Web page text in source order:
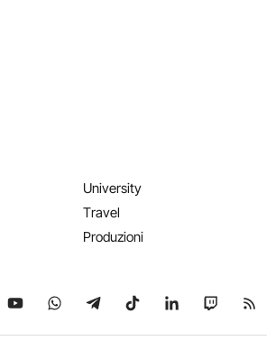
University
Travel
Produzioni
su X
Seguici su YouTube
Seguici su WhatsApp
Seguici su Telegram
Seguici su TikTok
Seguici su
Seguici